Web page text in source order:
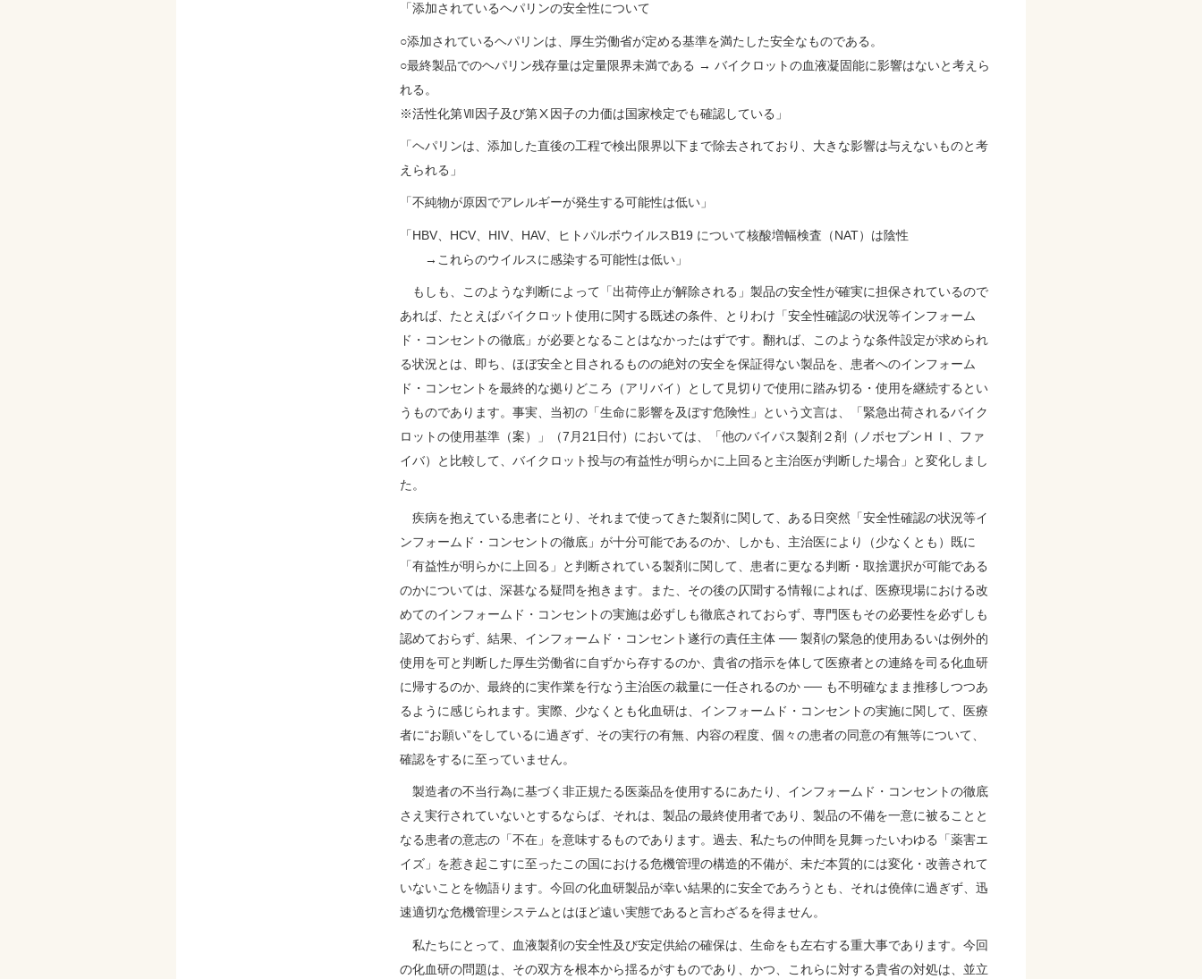
「添加されているヘパリンの安全性について
○添加されているヘパリンは、厚生労働省が定める基準を満たした安全なものである。
○最終製品でのヘパリン残存量は定量限界未満である → バイクロットの血液凝固能に影響はないと考えら
れる。
※活性化第Ⅶ因子及び第Ⅹ因子の力価は国家検定でも確認している」
「ヘパリンは、添加した直後の工程で検出限界以下まで除去されており、大きな影響は与えないものと考
えられる」
「不純物が原因でアレルギーが発生する可能性は低い」
「HBV、HCV、HIV、HAV、ヒトパルボウイルスB19 について核酸増幅検査（NAT）は陰性
→これらのウイルスに感染する可能性は低い」
もしも、このような判断によって「出荷停止が解除される」製品の安全性が確実に担保されているので
あれば、たとえばバイクロット使用に関する既述の条件、とりわけ「安全性確認の状況等インフォーム
ド・コンセントの徹底」が必要となることはなかったはずです。翻れば、このような条件設定が求められ
る状況とは、即ち、ほぼ安全と目されるものの絶対の安全を保証得ない製品を、患者へのインフォーム
ド・コンセントを最終的な拠りどころ（アリバイ）として見切りで使用に踏み切る・使用を継続するとい
うものであります。事実、当初の「生命に影響を及ぼす危険性」という文言は、「緊急出荷されるバイク
ロットの使用基準（案）」（7月21日付）においては、「他のバイパス製剤２剤（ノボセブンＨＩ、ファ
イバ）と比較して、バイクロット投与の有益性が明らかに上回ると主治医が判断した場合」と変化しまし
た。
疾病を抱えている患者にとり、それまで使ってきた製剤に関して、ある日突然「安全性確認の状況等イ
ンフォームド・コンセントの徹底」が十分可能であるのか、しかも、主治医により（少なくとも）既に
「有益性が明らかに上回る」と判断されている製剤に関して、患者に更なる判断・取捨選択が可能である
のかについては、深甚なる疑問を抱きます。また、その後の仄聞する情報によれば、医療現場における改
めてのインフォームド・コンセントの実施は必ずしも徹底されておらず、専門医もその必要性を必ずしも
認めておらず、結果、インフォームド・コンセント遂行の責任主体 ── 製剤の緊急的使用あるいは例外的
使用を可と判断した厚生労働省に自ずから存するのか、貴省の指示を体して医療者との連絡を司る化血研
に帰するのか、最終的に実作業を行なう主治医の裁量に一任されるのか ── も不明確なまま推移しつつあ
るように感じられます。実際、少なくとも化血研は、インフォームド・コンセントの実施に関して、医療
者に“お願い”をしているに過ぎず、その実行の有無、内容の程度、個々の患者の同意の有無等について、
確認をするに至っていません。
製造者の不当行為に基づく非正規たる医薬品を使用するにあたり、インフォームド・コンセントの徹底
さえ実行されていないとするならば、それは、製品の最終使用者であり、製品の不備を一意に被ることと
なる患者の意志の「不在」を意味するものであります。過去、私たちの仲間を見舞ったいわゆる「薬害エ
イズ」を惹き起こすに至ったこの国における危機管理の構造的不備が、未だ本質的には変化・改善されて
いないことを物語ります。今回の化血研製品が幸い結果的に安全であろうとも、それは僥倖に過ぎず、迅
速適切な危機管理システムとはほど遠い実態であると言わざるを得ません。
私たちにとって、血液製剤の安全性及び安定供給の確保は、生命をも左右する重大事であります。今回
の化血研の問題は、その双方を根本から揺るがすものであり、かつ、これらに対する貴省の対処は、並立